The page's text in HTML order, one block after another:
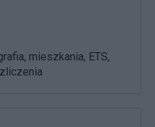
mieszkania, ETS,